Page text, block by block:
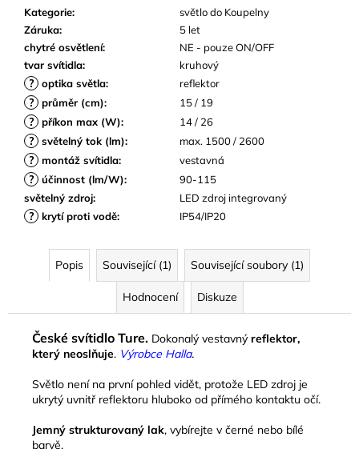
Kategorie:
světlo do Koupelny
Záruka:
5 let
chytré osvětlení:
NE - pouze ON/OFF
tvar svítidla: kruhový
? optika světla: reflektor
? průměr (cm): 15 / 19
? příkon max (W): 14 / 26
? světelný tok (lm): max. 1500 / 2600
? montáž svítidla: vestavná
? účinnost (lm/W):
90-115
světelný zdroj: LED zdroj integrovaný
? krytí proti vodě: IP54/IP20
Popis Související (1) Související soubory (1)
Hodnocení Diskuze
České svítidlo Ture. Dokonalý vestavný reflektor,
který neoslňuje. Výrobce Halla.
Světlo není na první pohled vidět, protože LED zdroj je
ukrytý uvnitř reflektoru hluboko od přímého kontaktu očí.
Jemný strukturovaný lak, vybírejte v černé nebo bílé
barvě.